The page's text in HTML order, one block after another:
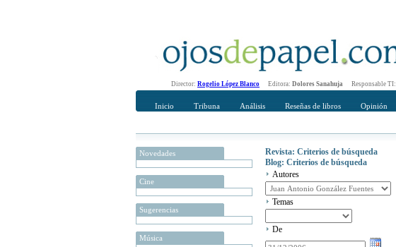
Director: Rogelio López Blanco Editora: Dolores Sanahuja Responsable TI:
Inicio Tribuna Análisis Reseñas de libros Opinión
Novedades
Cine
Sugerencias
Música
Revista: Criterios de búsqueda
Blog: Criterios de búsqueda
Autores
Temas
De